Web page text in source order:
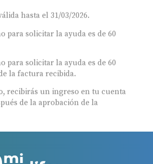
hasta el 31/03/2026.
para solicitar la ayuda es de 60
para solicitar la ayuda es de 60
la factura recibida.
recibirás un ingreso en tu cuenta
de la aprobación de la